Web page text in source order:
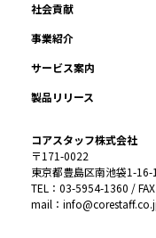
社会貢献
事業紹介
サービス案内
製品リリース
コアスタッフ株式会社
〒171-0022
東京都豊島区南池袋1-
TEL：03-5954-1360 /
mail：